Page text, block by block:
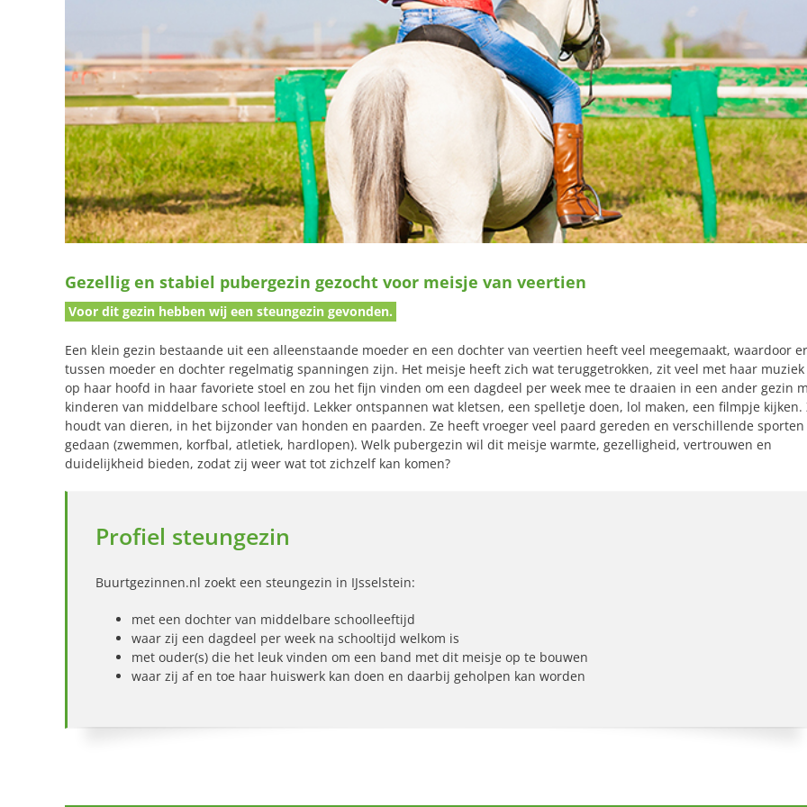
Gezellig en stabiel pubergezin gezocht voor meisje van veertien
Voor dit gezin hebben wij een steungezin gevonden.
Een klein gezin bestaande uit een alleenstaande moeder en een dochter van veertien heeft veel meegemaakt, waardoor er
tussen moeder en dochter regelmatig spanningen zijn. Het meisje heeft zich wat teruggetrokken, zit veel met haar muziek
op haar hoofd in haar favoriete stoel en zou het fijn vinden om een dagdeel per week mee te draaien in een ander gezin
kinderen van middelbare school leeftijd. Lekker ontspannen wat kletsen, een spelletje doen, lol maken, een filmpje kijken.
houdt van dieren, in het bijzonder van honden en paarden. Ze heeft vroeger veel paard gereden en verschillende sporten
gedaan (zwemmen, korfbal, atletiek, hardlopen). Welk pubergezin wil dit meisje warmte, gezelligheid, vertrouwen en
duidelijkheid bieden, zodat zij weer wat tot zichzelf kan komen?
Profiel steungezin
Buurtgezinnen.nl zoekt een steungezin in IJsselstein:
met een dochter van middelbare schoolleeftijd
waar zij een dagdeel per week na schooltijd welkom is
met ouder(s) die het leuk vinden om een band met dit meisje op te bouwen
waar zij af en toe haar huiswerk kan doen en daarbij geholpen kan worden